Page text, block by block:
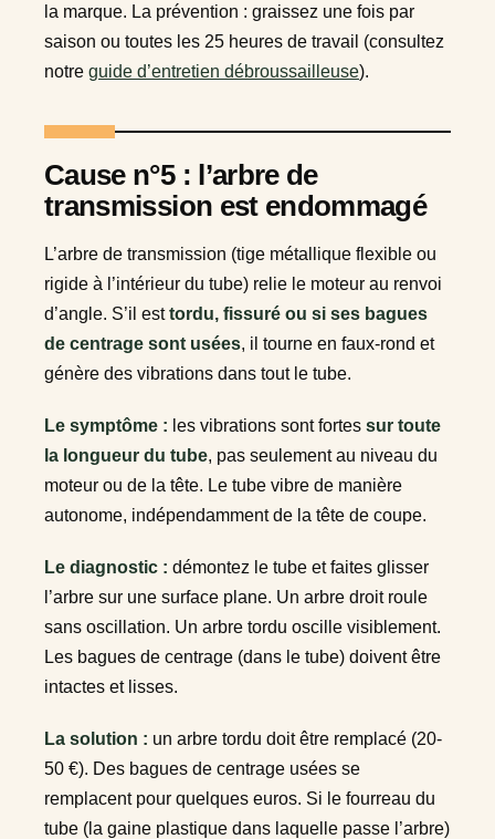
la marque. La prévention : graissez une fois par
saison ou toutes les 25 heures de travail (consultez
notre guide d’entretien débroussailleuse).
Cause n°5 : l’arbre de
transmission est endommagé
L’arbre de transmission (tige métallique flexible ou
rigide à l’intérieur du tube) relie le moteur au renvoi
d’angle. S’il esttordu, fissuré ou si ses bagues
de centrage sont usées, il tourne en faux-rond et
génère des vibrations dans tout le tube.
Le symptôme : les vibrations sont fortes sur toute
la longueur du tube, pas seulement au niveau du
moteur ou de la tête. Le tube vibre de manière
autonome, indépendamment de la tête de coupe.
Le diagnostic : démontez le tube et faites glisser
l’arbre sur une surface plane. Un arbre droit roule
sans oscillation. Un arbre tordu oscille visiblement.
Les bagues de centrage (dans le tube) doivent être
intactes et lisses.
La solution : un arbre tordu doit être remplacé (20-
50 €). Des bagues de centrage usées se
remplacent pour quelques euros. Si le fourreau du
tube (la gaine plastique dans laquelle passe l’arbre)